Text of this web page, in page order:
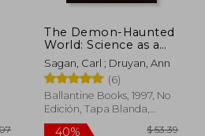
45%
The Demon-Haunted
World: Science as a
Candle in the Dark
(en Inglés)
Sagan, Carl ; Druyan, Ann
(6)
Ballantine Books, 1997, No
Edición, Tapa Blanda,
Nuevo